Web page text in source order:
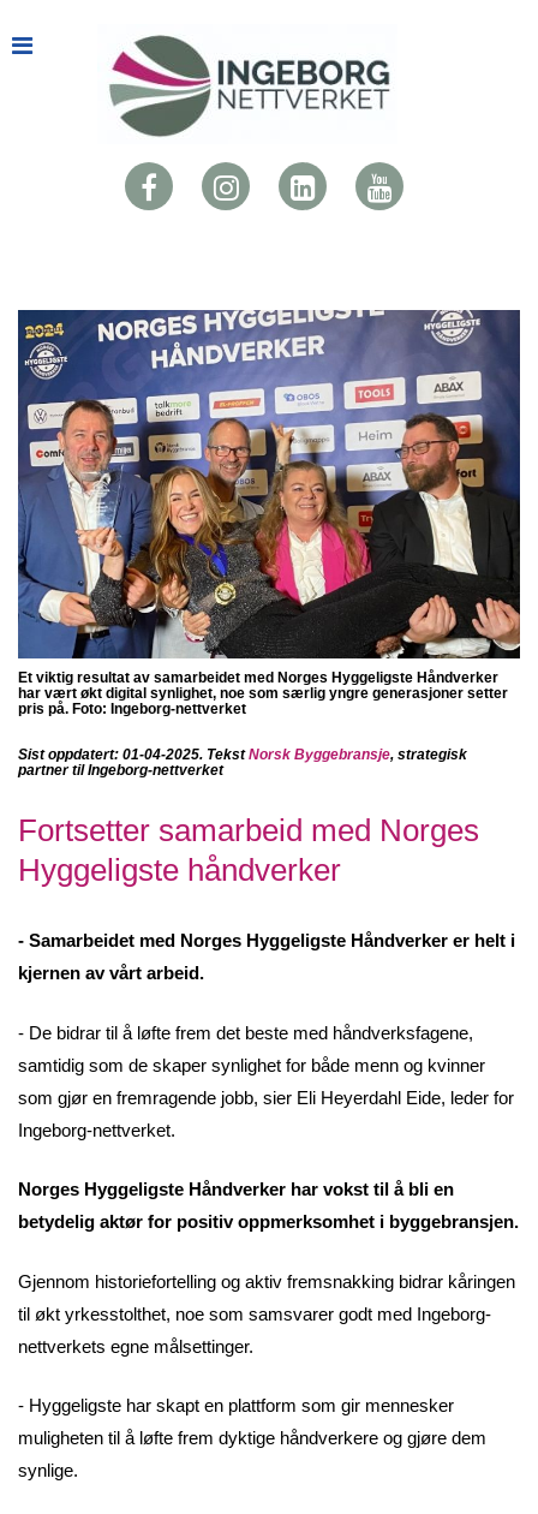
Et viktig resultat av samarbeidet med Norges Hyggeligste Håndverker
har vært økt digital synlighet, noe som særlig yngre generasjoner setter
pris på. Foto: Ingeborg-nettverket
Sist oppdatert: 01-04-2025. TekstNorsk Byggebransje, strategisk
partner til Ingeborg-nettverket
Fortsetter samarbeid med Norges
Hyggeligste håndverker
- Samarbeidet med Norges Hyggeligste Håndverker er helt i
kjernen av vårt arbeid.
- De bidrar til å løfte frem det beste med håndverksfagene,
samtidig som de skaper synlighet for både menn og kvinner
som gjør en fremragende jobb, sier Eli Heyerdahl Eide, leder for
Ingeborg-nettverket.
Norges Hyggeligste Håndverker har vokst til å bli en
betydelig aktør for positiv oppmerksomhet i byggebransjen.
Gjennom historiefortelling og aktiv fremsnakking bidrar kåringen
til økt yrkesstolthet, noe som samsvarer godt med Ingeborg-
nettverkets egne målsettinger.
- Hyggeligste har skapt en plattform som gir mennesker
muligheten til å løfte frem dyktige håndverkere og gjøre dem
synlige.